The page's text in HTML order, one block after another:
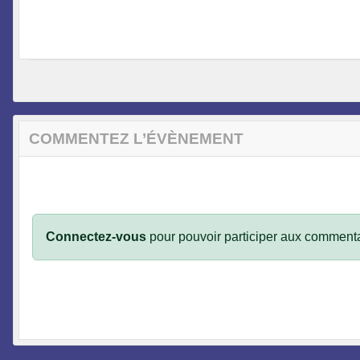
COMMENTEZ L’ÉVÈNEMENT
Connectez-vous pour pouvoir participer aux